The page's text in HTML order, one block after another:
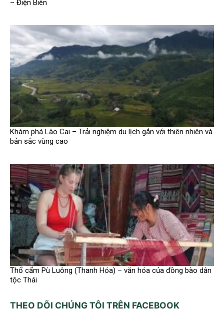
– Điện Biên
Khám phá Lào Cai – Trải nghiệm du lịch gắn với thiên nhiên và
bản sắc vùng cao
Thổ cẩm Pù Luông (Thanh Hóa) – văn hóa của đồng bào dân
tộc Thái
THEO DÕI CHÚNG TÔI TRÊN FACEBOOK